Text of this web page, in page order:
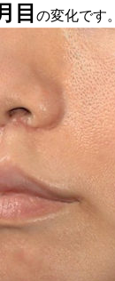
目 の変化です。